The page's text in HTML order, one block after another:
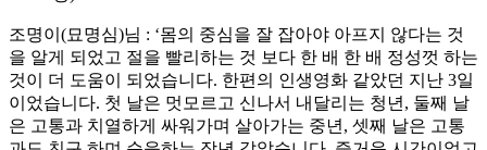
조명이(묘명심)님 : ‘몸의 중심을 잘 잡아야 아프지 않다는 것
을 알게 되었고 절을 빨리하는 것 보다 한 배 한 배 정성껏 하는
것이 더 도움이 되었습니다. 한편의 인생영화 같았던 지난 3일
이었습니다. 첫 날은 멋모르고 신나서 내달리는 청년, 둘째 날
은 고통과 치열하게 싸워가며 살아가는 중년, 셋째 날은 고통